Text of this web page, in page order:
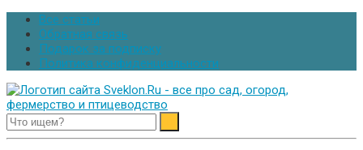
Все статьи
Обратная связь
Подарок за подписку
Политика конфиденциальности
Sveklon.Ru – все про сад, огород, фермерство и птицеводство